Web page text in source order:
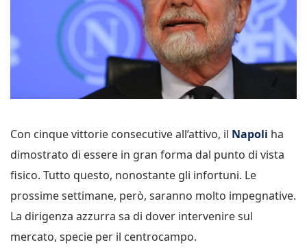
Con cinque vittorie consecutive all’attivo, il Napoli ha
dimostrato di essere in gran forma dal punto di vista
fisico. Tutto questo, nonostante gli infortuni. Le
prossime settimane, però, saranno molto impegnative.
La dirigenza azzurra sa di dover intervenire sul
mercato, specie per il centrocampo.